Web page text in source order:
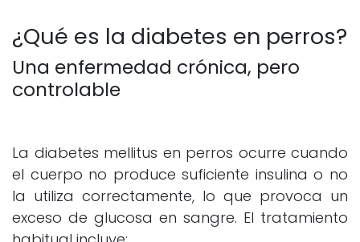
¿Qué es la diabetes en perros?
Una enfermedad crónica, pero
controlable
La diabetes mellitus en perros ocurre cuando
el cuerpo no produce suficiente insulina o no
la utiliza correctamente, lo que provoca un
exceso de glucosa en sangre. El tratamiento